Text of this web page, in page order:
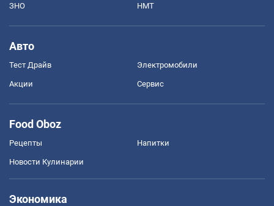
ЗНО НМТ
Авто
Тест Драйв Электромобили
Акции Сервис
Food Oboz
Рецепты Напитки
Новости Кулинарии
Экономика